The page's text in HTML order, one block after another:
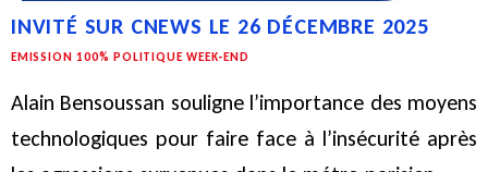
INVITÉ SUR CNEWS LE 26 DÉCEMBRE 2025
EMISSION 100% POLITIQUE WEEK-END
Alain Bensoussan souligne l’importance des moyens
technologiques pour faire face à l’insécurité après